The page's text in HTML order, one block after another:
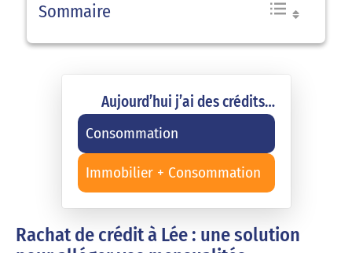
Sommaire
Aujourd’hui j’ai des crédits…
Consommation
Immobilier + Consommation
Rachat de crédit à Lée : une solution